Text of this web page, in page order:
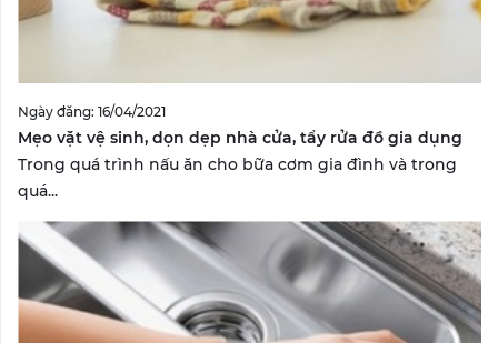
Ngày đăng: 16/04/2021
Mẹo vặt vệ sinh, dọn dẹp nhà cửa, tẩy rửa đồ gia dụng
Trong quá trình nấu ăn cho bữa cơm gia đình và trong
quá...